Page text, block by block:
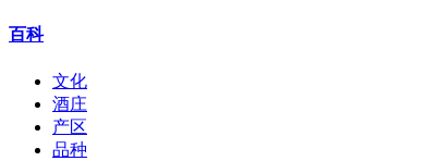
百科
文化
酒庄
产区
品种